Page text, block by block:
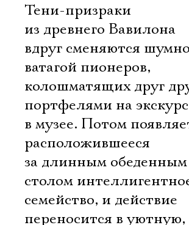
Тени-призраки
из древнего Вавилона
вдруг сменяются
ватагой пионеров,
колошматящих друг
портфелями на
в музее. Потом
расположившееся
за длинным обеденным
столом
семейство, и действие
переносится в уютную,